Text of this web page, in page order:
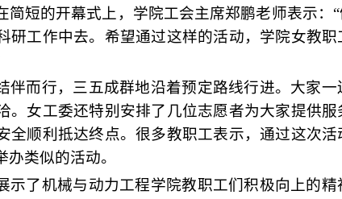
简短的开幕式上， 学院工会主席郑鹏老师表示：
研工作中去。希望通过这样的活动，学院女教职
伴而行，三五成群地沿着预定路线行进。大家
。女工委还特别安排了几位志愿者为大家提供服
全顺利 抵达终点。很多教职工表示，通过这次
类似的活动。
示了机械与动力工程学院教职工们积极向上的